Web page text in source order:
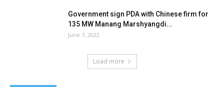
Government sign PDA with Chinese firm for
135 MW Manang Marshyangdi...
June 7, 2022
Load more